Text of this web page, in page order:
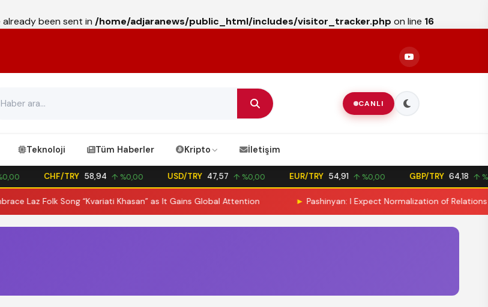
been sent in /home/adjaranews/public_html/includes/visitor_tracker.php on line 16
CANLI
Teknoloji Tüm Haberler Kripto İletişim
CHF/TRY 58,94 ↑ %0,00 USD/TRY 47,57 ↑ %0,00 EUR/TRY 54,91 ↑ %0,00 GBP/TRY 64,18 ↑
Laz Folk Song “Kvariati Khasan” as It Gains Global Attention Pashinyan: I Expect Normalization of Relations